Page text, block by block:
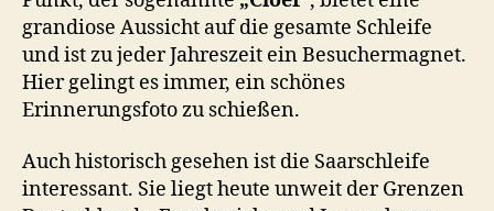
grandiose Aussicht auf die gesamte Schleife
und ist zu jeder Jahreszeit ein Besuchermagnet.
Hier gelingt es immer, ein schönes
Erinnerungsfoto zu schießen.
Auch historisch gesehen ist die Saarschleife
interessant. Sie liegt heute unweit der Grenzen